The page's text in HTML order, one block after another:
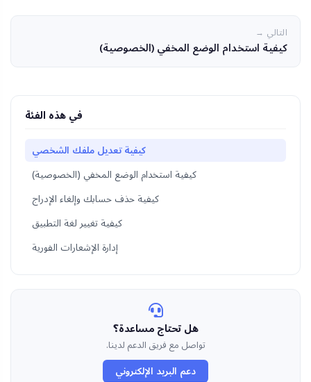
التالي →
كيفية استخدام الوضع المخفي (الخصوصية)
في هذه الفئة
كيفية تعديل ملفك الشخصي
كيفية استخدام الوضع المخفي (الخصوصية)
كيفية حذف حسابك وإلغاء الإدراج
كيفية تغيير لغة التطبيق
إدارة الإشعارات الفورية
هل تحتاج مساعدة؟
تواصل مع فريق الدعم لدينا.
دعم البريد الإلكتروني